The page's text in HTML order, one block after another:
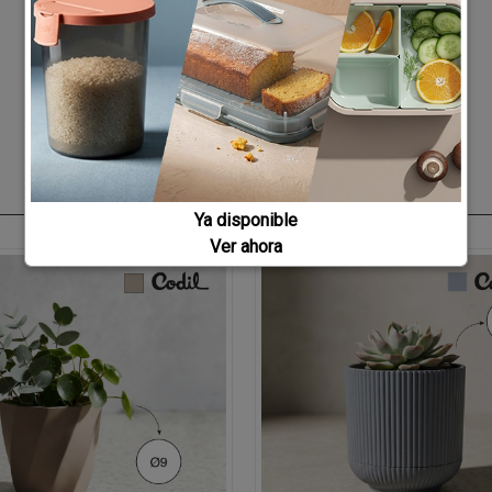
Ya disponible
Ver ahora